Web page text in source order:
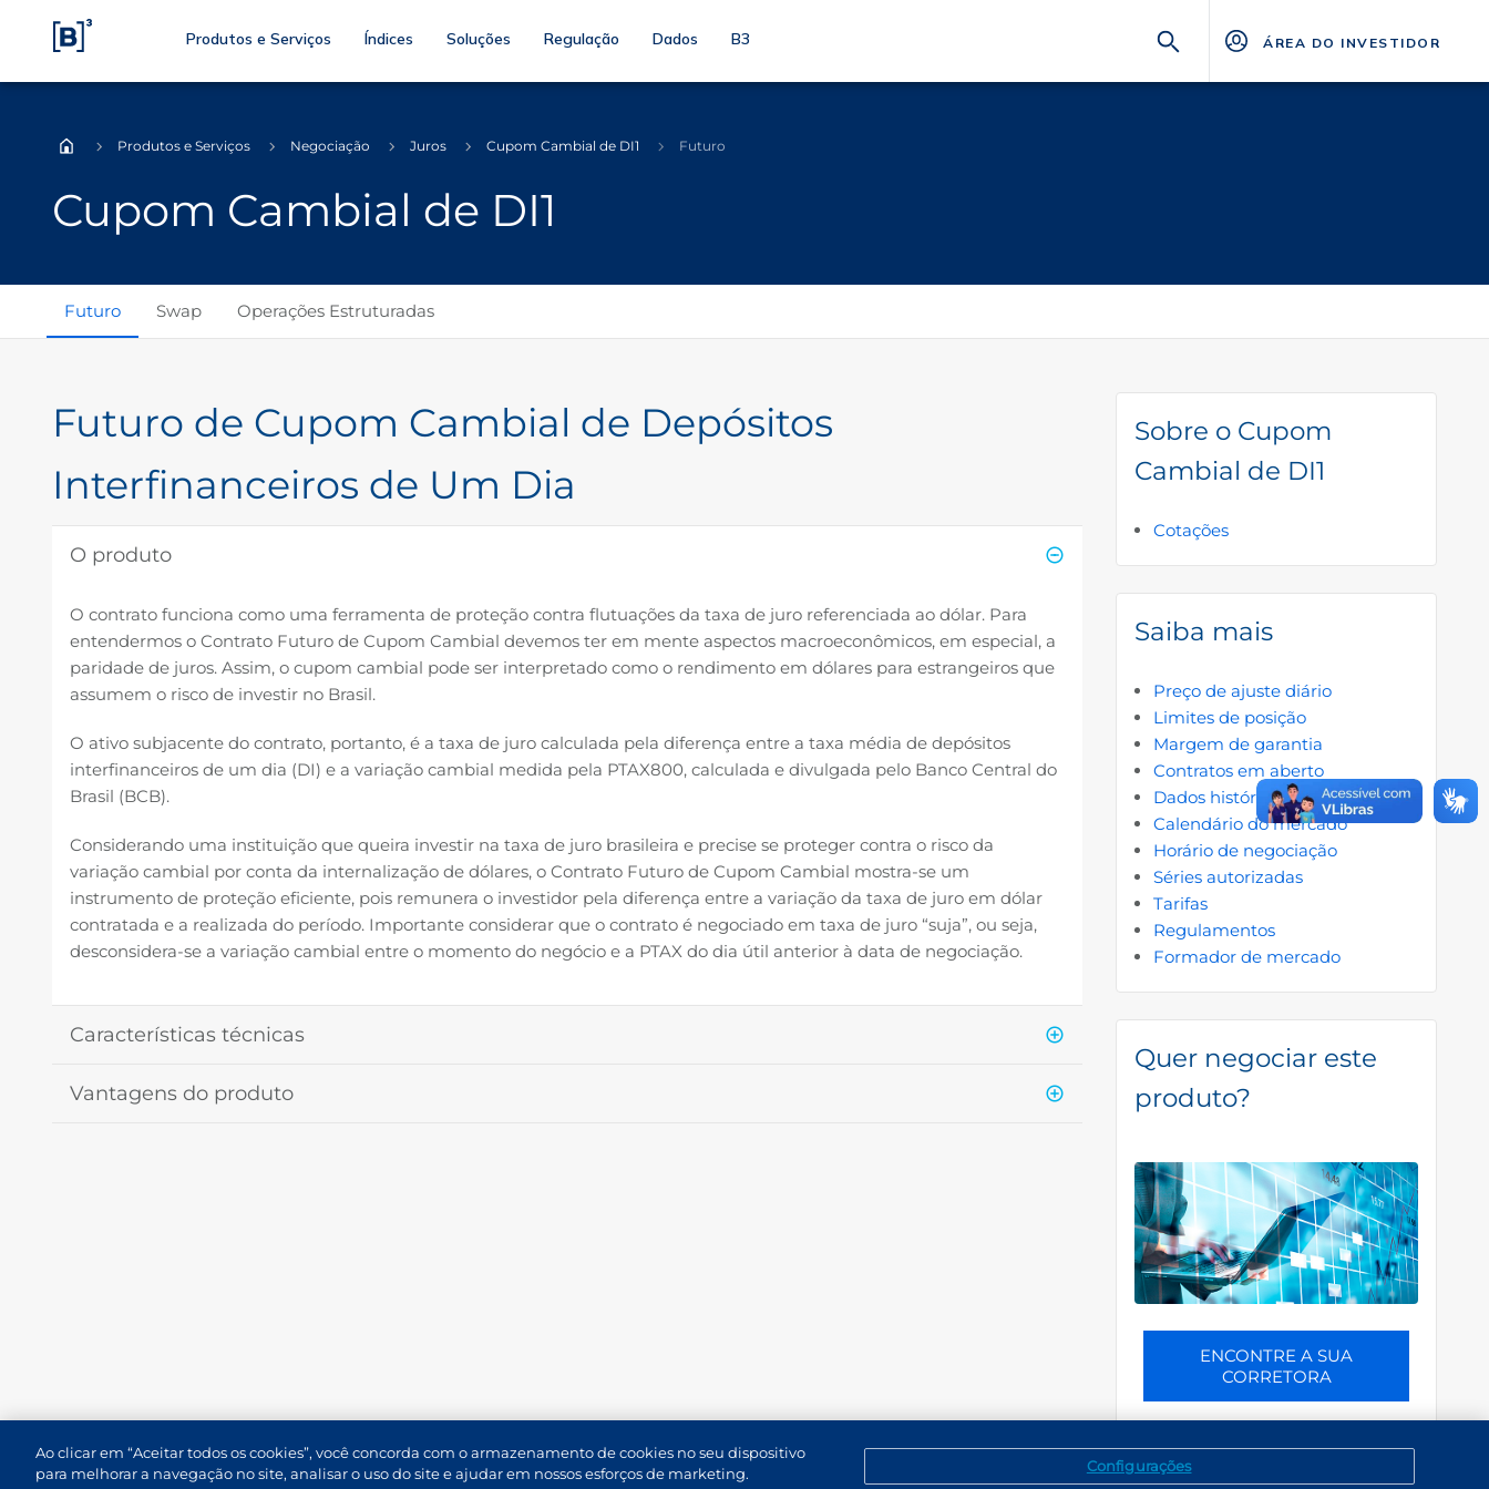
Produtos e Serviços Índices Soluções Regulação Dados B3 ÁREA DO INVESTIDOR
Cupom Cambial de DI1
Produtos e Serviços Negociação Juros Cupom Cambial de DI1 Futuro
Futuro Swap Operações Estruturadas
Futuro de Cupom Cambial de Depósitos
Interfinanceiros de Um Dia
O produto
O contrato funciona como uma ferramenta de proteção contra flutuações da taxa de juro referenciada ao dólar. Para
entendermos o Contrato Futuro de Cupom Cambial devemos ter em mente aspectos macroeconômicos, em especial, a
paridade de juros. Assim, o cupom cambial pode ser interpretado como o rendimento em dólares para estrangeiros que
assumem o risco de investir no Brasil.
O ativo subjacente do contrato, portanto, é a taxa de juro calculada pela diferença entre a taxa média de depósitos
interfinanceiros de um dia (DI) e a variação cambial medida pela PTAX800, calculada e divulgada pelo Banco Central do
Brasil (BCB).
Considerando uma instituição que queira investir na taxa de juro brasileira e precise se proteger contra o risco da
variação cambial por conta da internalização de dólares, o Contrato Futuro de Cupom Cambial mostra-se um
instrumento de proteção eficiente, pois remunera o investidor pela diferença entre a variação da taxa de juro em dólar
contratada e a realizada do período. Importante considerar que o contrato é negociado em taxa de juro “suja”, ou seja,
desconsidera-se a variação cambial entre o momento do negócio e a PTAX do dia útil anterior à data de negociação.
Características técnicas
Vantagens do produto
Sobre o Cupom
Cambial de DI1
Cotações
Saiba mais
Preço de ajuste diário
Limites de posição
Margem de garantia
Contratos em aberto
Dados históricos
Calendário do mercado
Horário de negociação
Séries autorizadas
Tarifas
Regulamentos
Formador de mercado
Quer negociar este
produto?
ENCONTRE A SUA
CORRETORA
Ao clicar em “Aceitar todos os cookies”, você concorda com o armazenamento de cookies no seu dispositivo
para melhorar a navegação no site, analisar o uso do site e ajudar em nossos esforços de marketing.
Configurações